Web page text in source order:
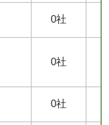
0社
0社
0社